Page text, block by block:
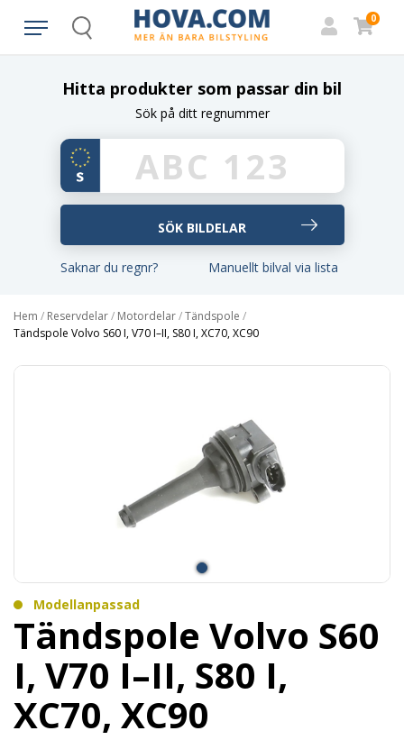
Search
0
Hitta produkter som passar din bil
Sök på ditt regnummer
Saknar du regnr? Manuellt bilval via lista
Hem / Reservdelar/ Motordelar/Tändspole /
Tändspole Volvo S60 I, V70 I–II, S80 I, XC70, XC90
Modellanpassad
Tändspole Volvo S60
I, V70 I–II, S80 I,
XC70, XC90